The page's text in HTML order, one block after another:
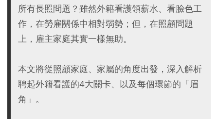
所有長照問題？雖然外籍看護領薪水、看臉色工
作，在勞雇關係中相對弱勢；但，在照顧問題
上，雇主家庭其實一樣無助。
本文將從照顧家庭、家屬的角度出發，深入解析
聘起外籍看護的4大關卡、以及每個環節的「眉
角」。